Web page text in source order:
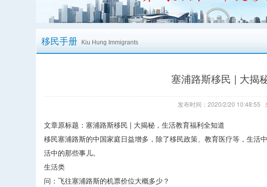
移民手册 Kiu Hung Immigrants
塞浦路斯移民 | 大揭
发布时间：2020/2/20 10:48:55
文章原标题：塞浦路斯移民 | 大揭秘，生活教育福利全知道
移民塞浦路斯的中国家庭日益增多，除了移民政策、教育医疗等，生
活中的那些事儿。
生活类
问：飞往塞浦路斯的机票价位大概多少？